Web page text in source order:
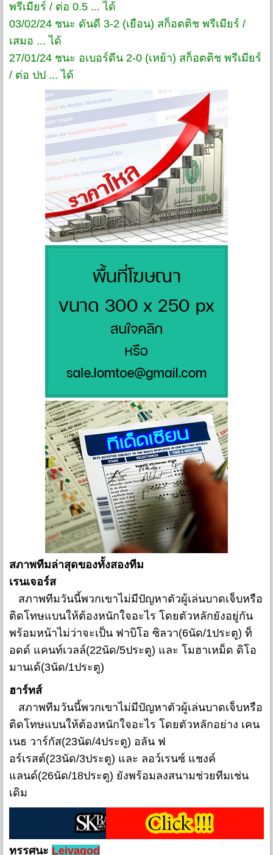
พรีเมียร์ / ต่อ 0.5 ... ได้
03/02/24 ชนะ ดันดี 3-2 (เยือน) สก็อตติช พรีเมียร์ /
เสมอ ... ได้
27/01/24 ชนะ อเบอร์ดีน 2-0 (เหย้า) สก็อตติช พรีเมียร์
/ ต่อ ปป ... ได้
สภาพทีมล่าสุดของทั้งสองทีม
เรนเจอร์ส
สภาพทีมวันนี้พวกเขาไม่มีปัญหาตัวผู้เล่นบาดเจ็บหรือ
ติดโทษแบนให้ต้องหนักใจอะไร โดยตัวหลักยังอยู่กัน
พร้อมหน้าไม่ว่าจะเป็น ฟาบิโอ ซิลวา(6นัด/1ประตู) ท็
อดด์ แคนท์เวลล์(22นัด/5ประตู) และ โมฮาเหม็ด ดิโอ
มานเด้(3นัด/1ประตู)
ฮาร์ทส์
สภาพทีมวันนี้พวกเขาไม่มีปัญหาตัวผู้เล่นบาดเจ็บหรือ
ติดโทษแบนให้ต้องหนักใจอะไร โดยตัวหลักอย่าง เคน
เนธ วาร์กัส(23นัด/4ประตู) อลัน ฟ
อร์เรสต์(23นัด/3ประตู) และ ลอว์เรนซ์ แชงค์
แลนด์(26นัด/18ประตู) ยังพร้อมลงสนามช่วยทีมเช่น
เดิม
ทรรศนะ Leivagod